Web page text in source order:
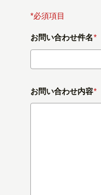
*必須項目
お問い合わせ件名*
お問い合わせ内容*